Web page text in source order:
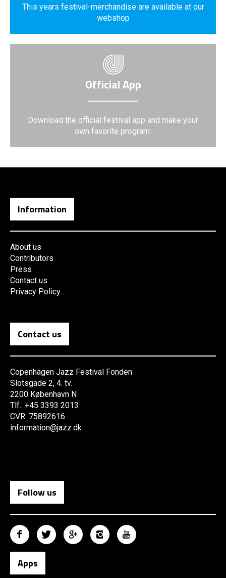
This years festival-merchandise are available at our
webshop
Official App
Download the official festival app and make your
own favorite program.
Information
About us
Contributors
Press
Contact us
Privacy Policy
Contact us
Copenhagen Jazz Festival Fonden
Slotsgade 2, 4. tv.
2200 København N
Tlf.: +45 3393 2013
CVR: 75892616
information@jazz.dk
Follow us
Apps